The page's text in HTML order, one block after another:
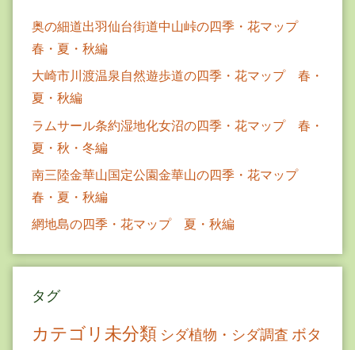
奥の細道出羽仙台街道中山峠の四季・花マップ
春・夏・秋編
大崎市川渡温泉自然遊歩道の四季・花マップ 春・
夏・秋編
ラムサール条約湿地化女沼の四季・花マップ 春・
夏・秋・冬編
南三陸金華山国定公園金華山の四季・花マップ
春・夏・秋編
網地島の四季・花マップ 夏・秋編
タグ
カテゴリ未分類 シダ植物・シダ調査 ボタ